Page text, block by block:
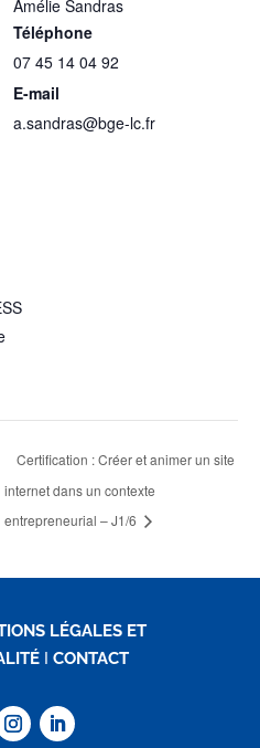
Amélie Sandras
Téléphone
07 45 14 04 92
E-mail
a.sandras@bge-lc.fr
Certification : Créer et animer un site
internet dans un contexte
entrepreneurial – J1/6
LÉGALES ET
ICONTACT